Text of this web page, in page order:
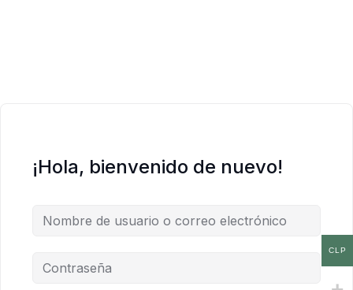
¡Hola, bienvenido de nuevo!
CLP